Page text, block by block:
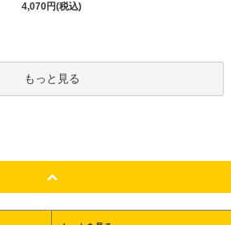
4,070円(税込)
もっと見る